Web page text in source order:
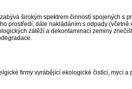
širokým spektrem činností spojených s
prostředí, dále nakládáním s odpady (včetně
zátěží a dekontaminací zeminy
firmy vyrábějící ekologické čistící, mycí a